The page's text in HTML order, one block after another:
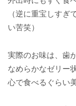
（逆に重宝しすぎ
い苦笑）
実際のお味は、歯
なめらかなゼリー
心で食べるぐらい